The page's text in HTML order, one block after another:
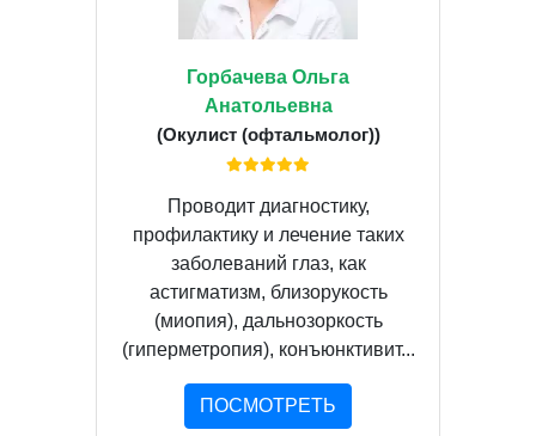
Горбачева Ольга
Анатольевна
(Окулист (офтальмолог))
Проводит диагностику,
профилактику и лечение таких
заболеваний глаз, как
астигматизм, близорукость
(миопия), дальнозоркость
(гиперметропия), конъюнктивит...
ПОСМОТРЕТЬ